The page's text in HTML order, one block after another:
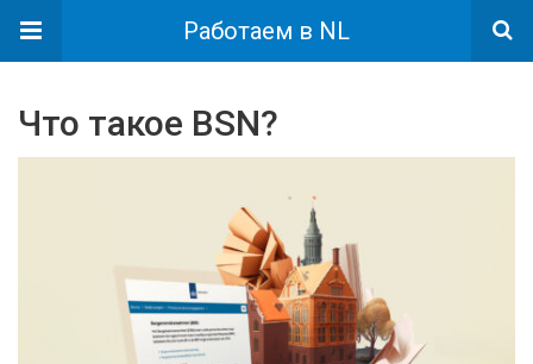
Работаем в NL
Что такое BSN?